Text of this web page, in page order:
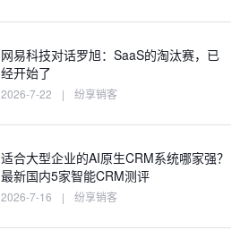
网易科技对话罗旭：SaaS的淘汰赛，已
经开始了
2026-7-22 | 纷享销客
适合大型企业的AI原生CRM系统哪家强？
最新国内5家智能CRM测评
2026-7-16 | 纷享销客